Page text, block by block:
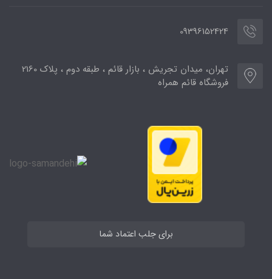
09396152424
تهران، میدان تجریش ، بازار قائم ، طبقه دوم ، پلاک 2160
فروشگاه قائم همراه
برای جلب اعتماد شما